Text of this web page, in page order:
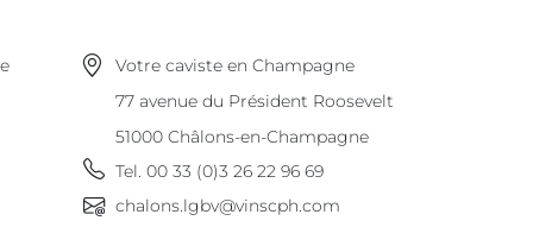
Votre caviste en Champagne
77 avenue du Président Roosevelt
51000 Châlons-en-Champagne
Tel. 00 33 (0)3 26 22 96 69
chalons.lgbv@vinscph.com